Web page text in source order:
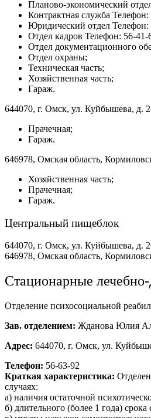
Планово-экономический
Контрактная служба Телефон:
Юридический отдел Телефон:
Отдел кадров Телефон: 56-41-
Отдел документационного
Отдел охраны;
Техническая часть;
Хозяйственная часть;
Гараж.
644070, г. Омск, ул. Куйбышева, д.
Прачечная;
Гараж.
646978, Омская область,
Хозяйственная часть;
Прачечная;
Гараж.
Центральный пищеблок
644070, г. Омск, ул. Куйбышева, д.
646978, Омская область,
Стационарные
Отделение психосоциальной
Зав. отделением: Жданова Юлия
Адрес: 644070, г. Омск, ул.
Телефон: 56-63-92
Краткая характеристика:
случаях:
а) наличия остаточной
б) длительного (более 1 года)